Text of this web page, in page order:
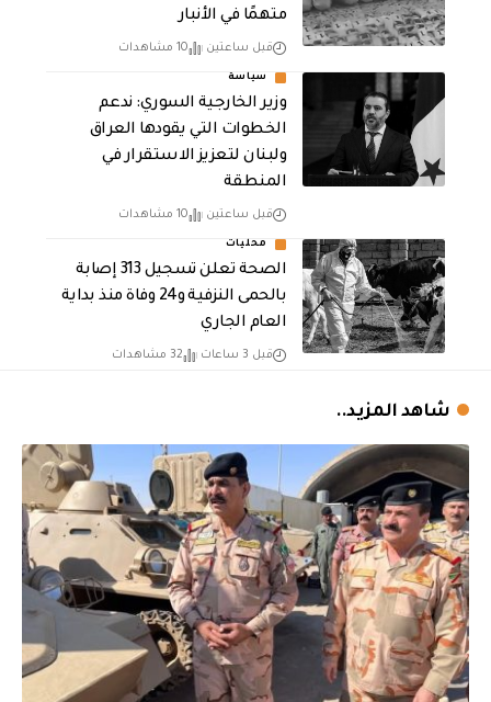
متهمًا في الأنبار
قبل ساعتين 10 مشاهدات
سياسة
وزير الخارجية السوري: ندعم
الخطوات التي يقودها العراق
ولبنان لتعزيز الاستقرار في
المنطقة
قبل ساعتين 10 مشاهدات
محليات
الصحة تعلن تسجيل 313 إصابة
بالحمى النزفية و24 وفاة منذ بداية
العام الجاري
قبل 3 ساعات 32 مشاهدات
شاهد المزيد..